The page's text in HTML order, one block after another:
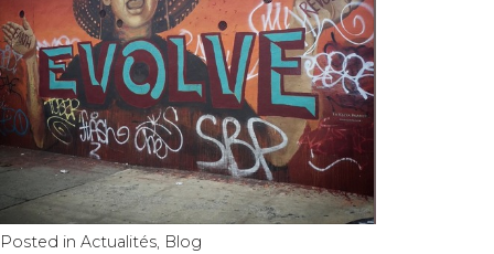
Posted in Actualités, Blog